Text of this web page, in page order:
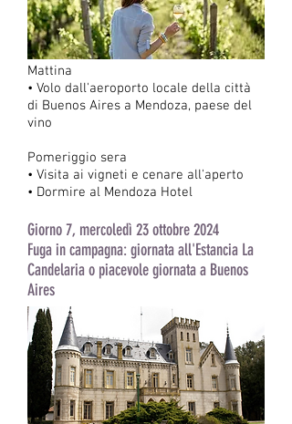
Mattina
• Volo dall'aeroporto locale della città
di Buenos Aires a Mendoza, paese del
vino
Pomeriggio sera
• Visita ai vigneti e cenare all'aperto
• Dormire al Mendoza Hotel
Giorno 7, mercoledì 23 ottobre 2024
Fuga in campagna: giornata all'Estancia La
Candelaria o piacevole giornata a Buenos
Aires